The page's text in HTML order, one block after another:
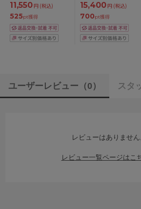
11,550円 (税込)
525pt獲得
15,400円 (税込)
700pt獲得
ユーザーレビュー （0） スタ
レビューはありません
レビュー一覧ページはこ